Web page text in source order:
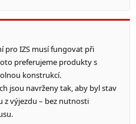
pro IZS musí fungovat při
preferujeme produkty s
konstrukcí.
jsou navrženy tak, aby byl stav
z výjezdu – bez nutnosti